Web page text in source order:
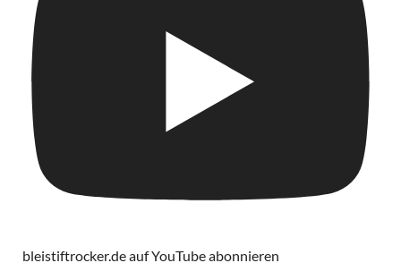
bleistiftrocker.de auf YouTube abonnieren